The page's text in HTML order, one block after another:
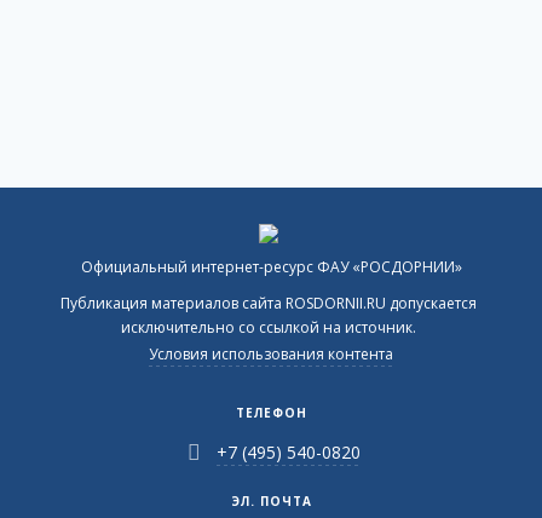
Официальный интернет-ресурс ФАУ «РОСДОРНИИ»
Публикация материалов сайта ROSDORNII.RU допускается
исключительно со ссылкой на источник.
Условия использования контента
ТЕЛЕФОН
+7 (495) 540-0820
ЭЛ. ПОЧТА